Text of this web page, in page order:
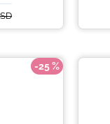
-25 %